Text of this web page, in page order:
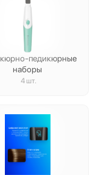
педикюрные
наборы
4 шт.